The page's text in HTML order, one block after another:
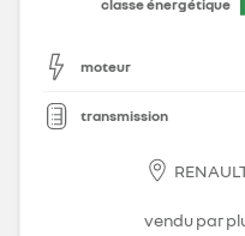
classe énergétique
moteur
transmission
vendu par